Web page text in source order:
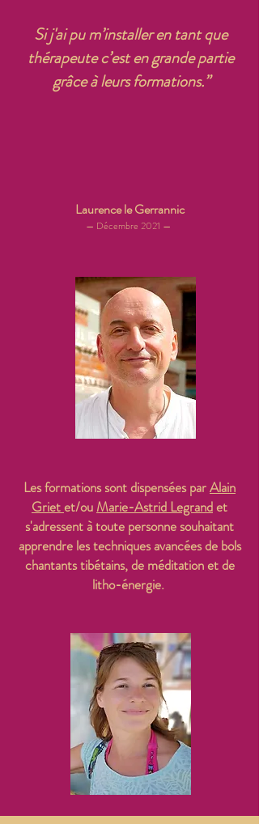
Si j'ai pu m’installer en tant que
thérapeute c’est en grande partie
grâce à leurs formations.”
Laurence le Gerrannic
— Décembre 2021 —
Les formations sont dispensées parAlain
Grietet/ou Marie-Astrid Legrandet
s'adressent à toute personne souhaitant
apprendre les techniques avancées de bols
chantants tibétains, de méditation et de
litho-énergie.